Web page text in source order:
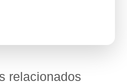
relacionados